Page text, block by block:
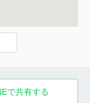
で共有する